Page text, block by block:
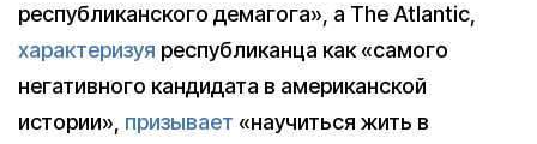
республиканского демагога», а The Atlantic,
характеризуя республиканца как «самого
негативного кандидата в американской
истории», призывает «научиться жить в